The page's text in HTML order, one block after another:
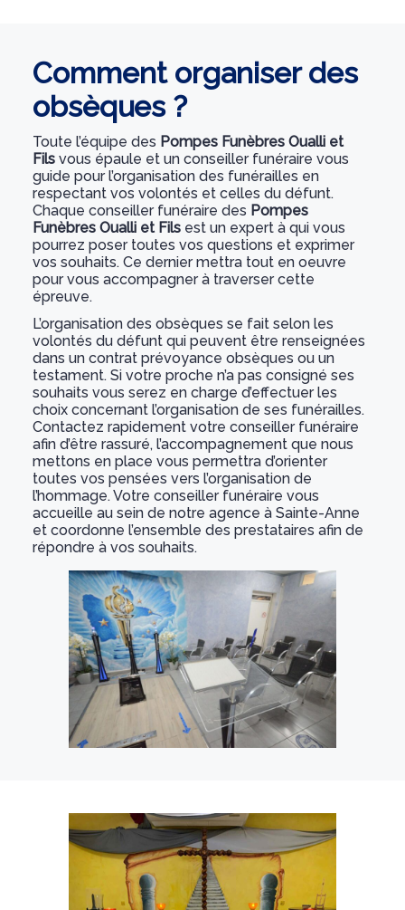
Comment organiser des
obsèques ?
Toute l’équipe des Pompes Funèbres Oualli et
Fils vous épaule et un conseiller funéraire vous
guide pour l’organisation des funérailles en
respectant vos volontés et celles du défunt.
Chaque conseiller funéraire des Pompes
Funèbres Oualli et Fils est un expert à qui vous
pourrez poser toutes vos questions et exprimer
vos souhaits. Ce dernier mettra tout en oeuvre
pour vous accompagner à traverser cette
épreuve.
L’organisation des obsèques se fait selon les
volontés du défunt qui peuvent être renseignées
dans un contrat prévoyance obsèques ou un
testament. Si votre proche n’a pas consigné ses
souhaits vous serez en charge d’effectuer les
choix concernant l’organisation de ses funérailles.
Contactez rapidement votre conseiller funéraire
afin d’être rassuré, l’accompagnement que nous
mettons en place vous permettra d’orienter
toutes vos pensées vers l’organisation de
l’hommage. Votre conseiller funéraire vous
accueille au sein de notre agence à Sainte-Anne
et coordonne l’ensemble des prestataires afin de
répondre à vos souhaits.